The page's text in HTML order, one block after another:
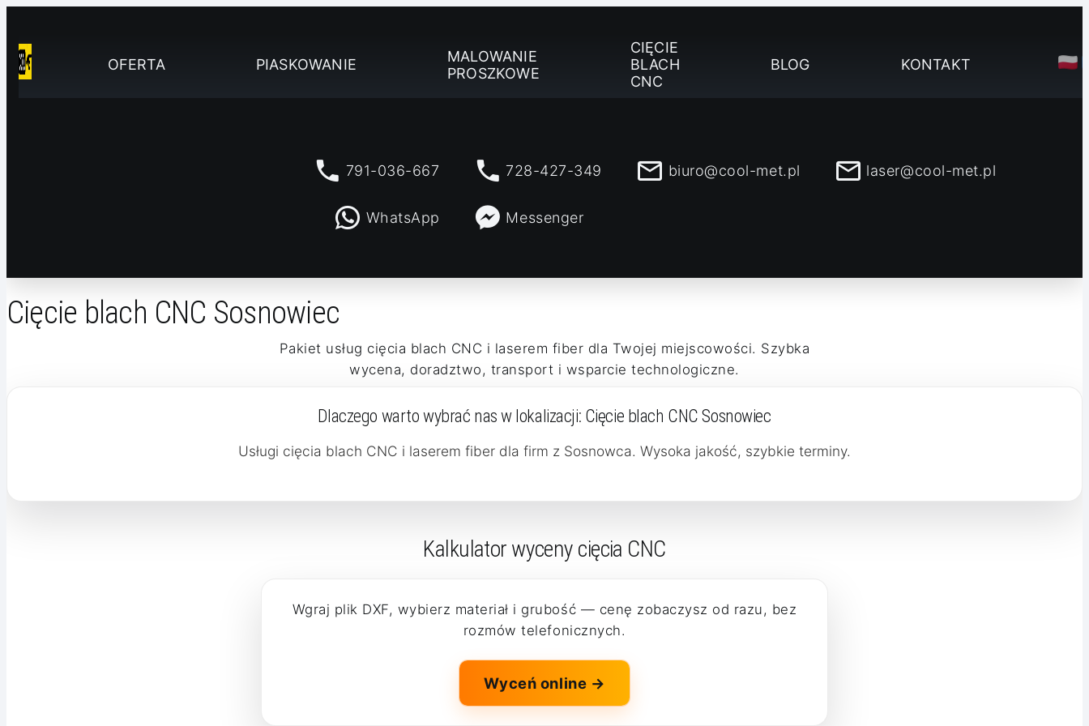
OFERTA PIASKOWANIE
MALOWANIE
PROSZKOWE
CIĘCIE
BLACH
CNC
BLOG KONTAKT
791-036-667 728-427-349 biuro@cool-met.pl laser@cool-met.pl
WhatsApp Messenger
Cięcie blach CNC Sosnowiec
Pakiet usług cięcia blach CNC i laserem fiber dla Twojej miejscowości. Szybka
wycena, doradztwo, transport i wsparcie technologiczne.
Dlaczego warto wybrać nas w lokalizacji: Cięcie blach CNC Sosnowiec
Usługi cięcia blach CNC i laserem fiber dla firm z Sosnowca. Wysoka jakość, szybkie terminy.
Kalkulator wyceny cięcia CNC
Wgraj plik DXF, wybierz materiał i grubość — cenę zobaczysz od razu, bez
rozmów telefonicznych.
Wyceń online →